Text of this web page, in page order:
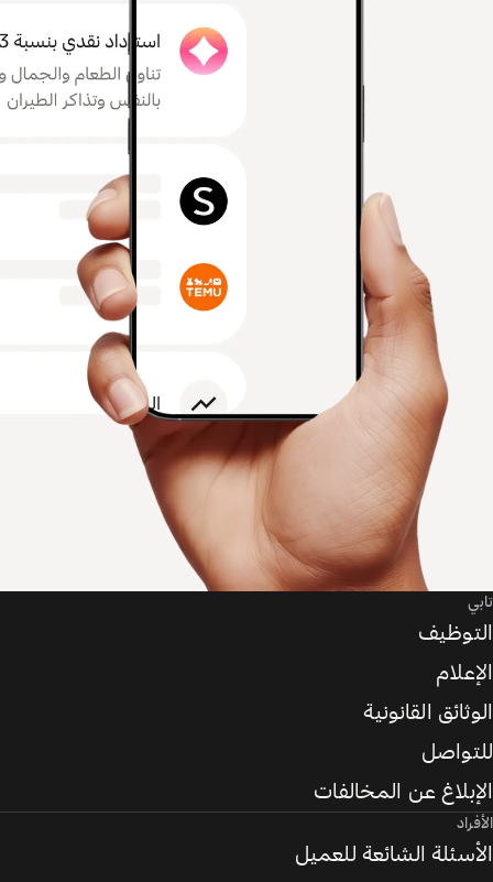
تابي
التوظيف
الإعلام
الوثائق القانونية
للتواصل
الإبلاغ عن المخالفات
الأفراد
الأسئلة الشائعة للعميل